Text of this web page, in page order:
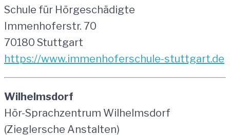
Schule für Hörgeschädigte
Immenhoferstr. 70
70180 Stuttgart
https://www.immenhoferschule-stuttgart.de
Wilhelmsdorf
Hör-Sprachzentrum Wilhelmsdorf
(Zieglersche Anstalten)